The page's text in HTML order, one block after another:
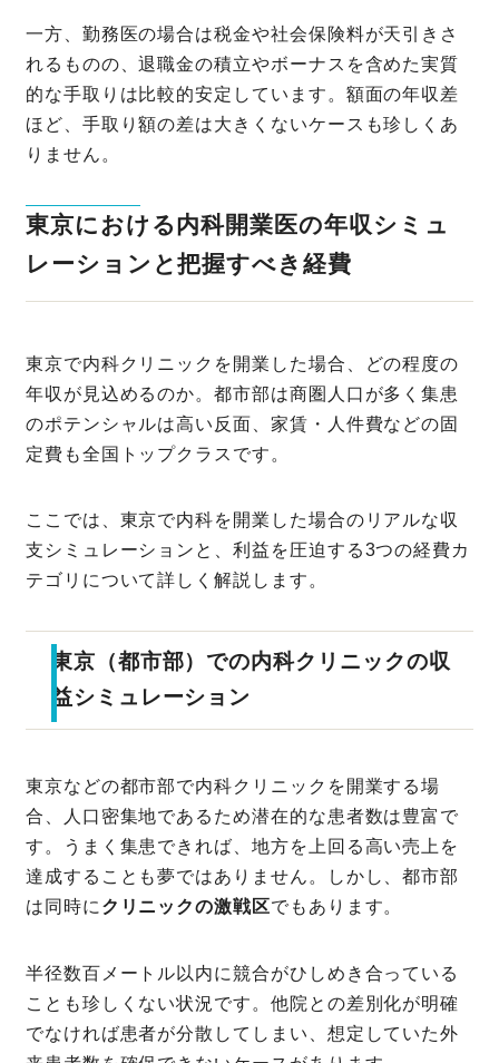
一方、勤務医の場合は税金や社会保険料が天引きさ
れるものの、退職金の積立やボーナスを含めた実質
的な手取りは比較的安定しています。額面の年収差
ほど、手取り額の差は大きくないケースも珍しくあ
りません。
東京における内科開業医の年収シミュ
レーションと把握すべき経費
東京で内科クリニックを開業した場合、どの程度の
年収が見込めるのか。都市部は商圏人口が多く集患
のポテンシャルは高い反面、家賃・人件費などの固
定費も全国トップクラスです。
ここでは、東京で内科を開業した場合のリアルな収
支シミュレーションと、利益を圧迫する3つの経費カ
テゴリについて詳しく解説します。
東京（都市部）での内科クリニックの収
益シミュレーション
東京などの都市部で内科クリニックを開業する場
合、人口密集地であるため潜在的な患者数は豊富で
す。うまく集患できれば、地方を上回る高い売上を
達成することも夢ではありません。しかし、都市部
は同時に クリニックの激戦区でもあります。
半径数百メートル以内に競合がひしめき合っている
ことも珍しくない状況です。他院との差別化が明確
でなければ患者が分散してしまい、想定していた外